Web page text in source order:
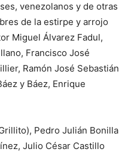
venezolanos y de otras
de la estirpe y arrojo
Miguel Álvarez Fadul,
Francisco José
Ramón José Sebastián
y Báez, Enrique
Pedro Julián Bonilla
Julio César Castillo